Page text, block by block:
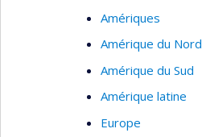
Amériques
Amérique du Nord
Amérique du Sud
Amérique latine
Europe